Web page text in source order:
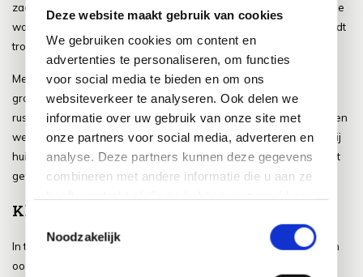
Deze website maakt gebruik van cookies
We gebruiken cookies om content en
advertenties te personaliseren, om functies
voor social media te bieden en om ons
websiteverkeer te analyseren. Ook delen we
informatie over uw gebruik van onze site met
onze partners voor social media, adverteren en
analyse. Deze partners kunnen deze gegevens
combineren met andere informatie die u aan ze
Noodzakelijk
zachter, uitnodigender. Je kunt er verdwalen tussen de bladeren, je
wordt omarmd door kleur en geur. Groen roept emotie op. Het biedt
troost, rust, inspiratie.
Mensen zijn van nature geneigd om zich prettig te voelen in een
groene omgeving. Niet voor niets wandelen we in het bos om tot
rust te komen, zoeken we het park op tijdens de lunchpauze, kiezen
we planten voor op het balkon. De tuin is ons stukje natuur dicht bij
huis. En hoe beter die natuur vertegenwoordigd is, hoe sterker het
gevoel van verbondenheid.
Klimaat en toekomst
In tijden van klimaatverandering speelt de tuin een grotere rol dan
ooit. Tuinen kunnen helpen bij het tegengaan van hittestress, het